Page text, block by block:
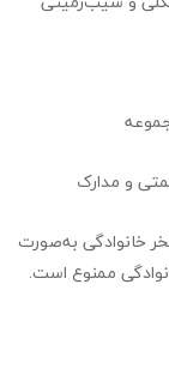
و مدارک
خانوادگی به‌صورت
ممنوع است.